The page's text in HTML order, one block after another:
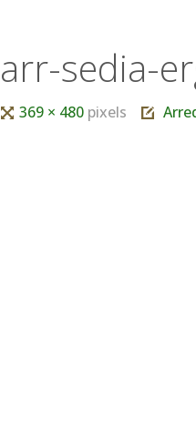
arr-sedia-
Tutta369 × 480 pixels